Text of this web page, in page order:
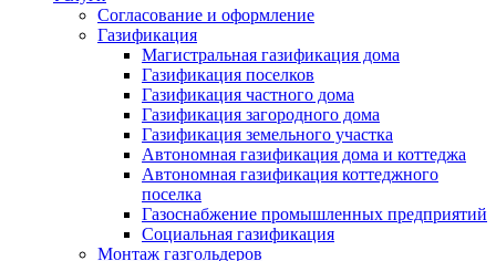
Согласование и оформление
Газификация
Магистральная газификация дома
Газификация поселков
Газификация частного дома
Газификация загородного дома
Газификация земельного участка
Автономная газификация дома и коттеджа
Автономная газификация коттеджного
поселка
Газоснабжение промышленных предприятий
Социальная газификация
Монтаж газгольдеров